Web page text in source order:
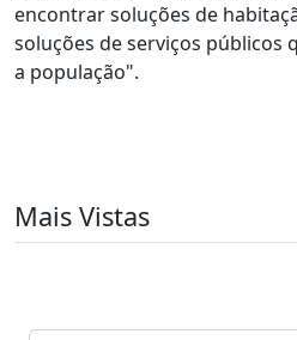
encontrar soluções de
soluções de serviços públicos
a população".
Mais Vistas